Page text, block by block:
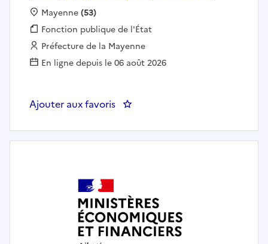
Localisation :
Mayenne(53)
Fonction publique :
Fonction publique de l'État
Employeur :
Préfecture de la Mayenne
En ligne depuis le 06 août 2026
Ajouter aux favoris : Adjoint(e) au chef du bureau